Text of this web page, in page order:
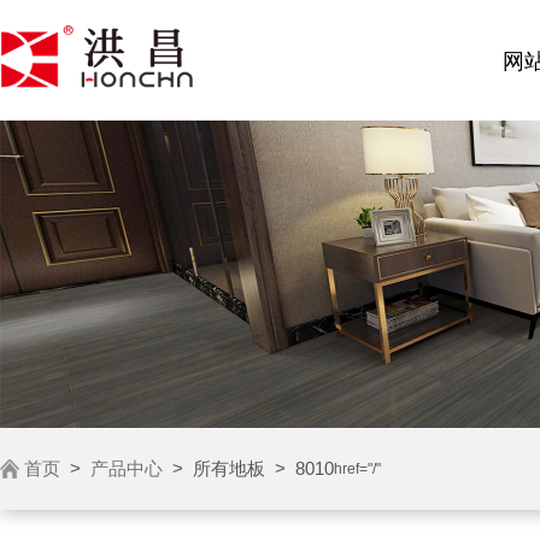
网
href="/"
首页 > 产品中心 > 所有地板 > 8010